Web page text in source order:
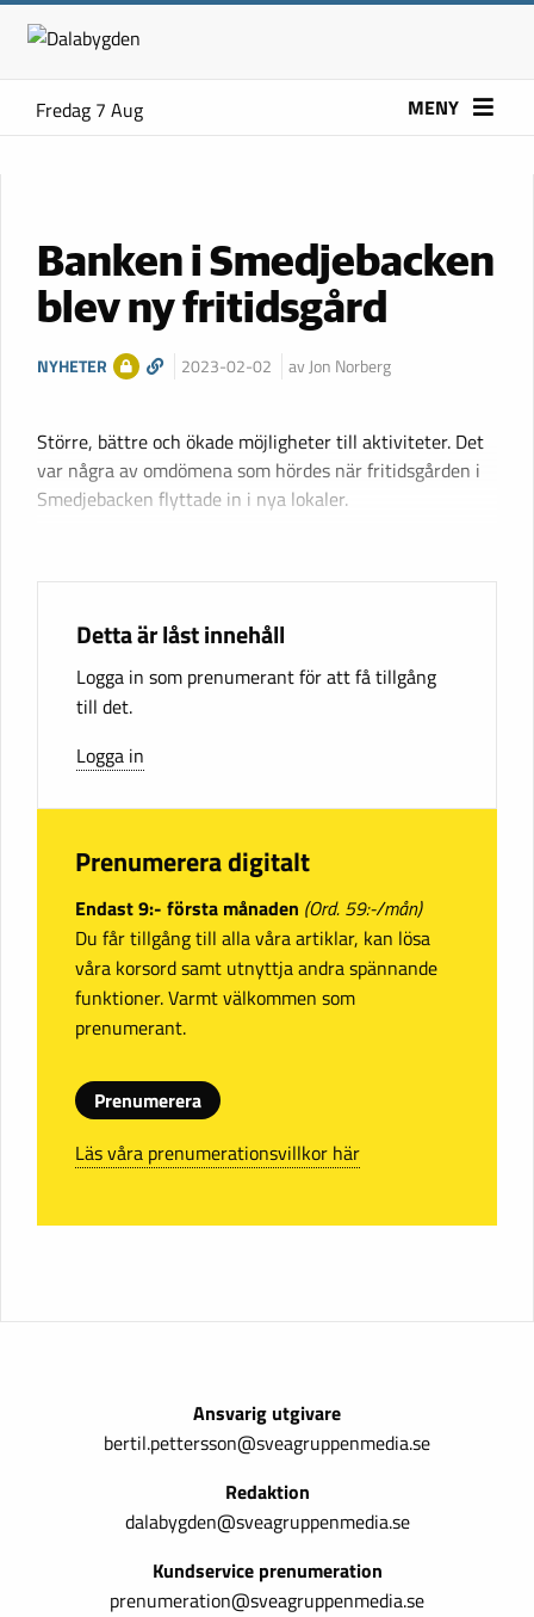
Fredag 7 Aug MENY
Banken i Smedjebacken
blev ny fritidsgård
NYHETER 2023-02-02 av Jon Norberg
Större, bättre och ökade möjligheter till aktiviteter. Det
var några av omdömena som hördes när fritidsgården i
Smedjebacken flyttade in i nya lokaler.
Detta är låst innehåll
Logga in som prenumerant för att få tillgång
till det.
Logga in
Prenumerera digitalt
Endast 9:- första månaden (Ord. 59:-/mån)
Du får tillgång till alla våra artiklar, kan lösa
våra korsord samt utnyttja andra spännande
funktioner. Varmt välkommen som
prenumerant.
Prenumerera
Läs våra prenumerationsvillkor här
Ansvarig utgivare
bertil.pettersson@sveagruppenmedia.se
Redaktion
dalabygden@sveagruppenmedia.se
Kundservice prenumeration
prenumeration@sveagruppenmedia.se